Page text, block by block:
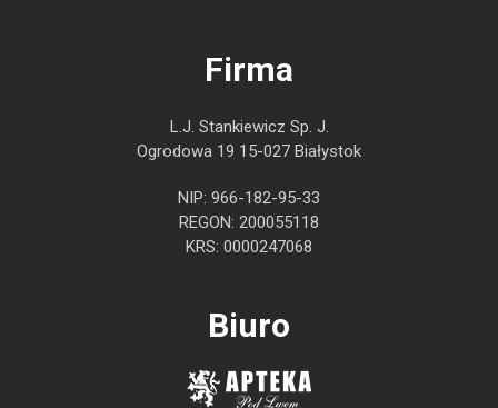
Firma
L.J. Stankiewicz Sp. J.
Ogrodowa 19 15-027 Białystok
NIP: 966-182-95-33
REGON: 200055118
KRS: 0000247068
Biuro